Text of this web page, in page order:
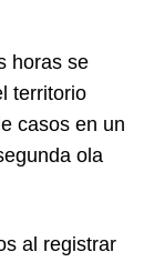
horas se
territorio
casos en un
ola
al registrar